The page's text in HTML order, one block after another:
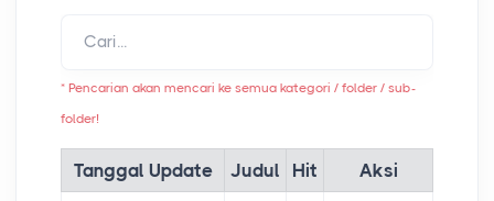
* Pencarian akan mencari ke semua kategori / folder / sub-
folder!
Tanggal Update Judul Hit Aksi